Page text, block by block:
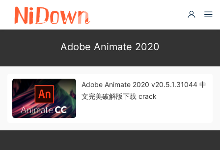
Adobe Animate 2020
Adobe Animate 2020 v20.5.1.31044 中
文完美破解版下载 crack